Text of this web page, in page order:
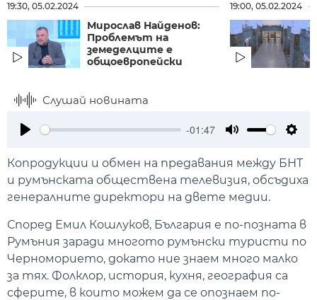
19:30, 05.02.2024
Мирослав Найденов:
Проблемът на
земеделците е
общоевропейски
19:00, 05.02.2024
Слушай новината
-01:47
Копродукции и обмен на предавания между БНТ
и румънската обществена телевизия, обсъдиха
генералните директори на двете медии.
Според Емил Кошлуков, България е по-позната в
Румъния заради многото румънски туристи по
Черноморието, докато ние знаем много малко
за тях. Фолклор, история, кухня, география са
сферите, в които можем да се опознаем по-